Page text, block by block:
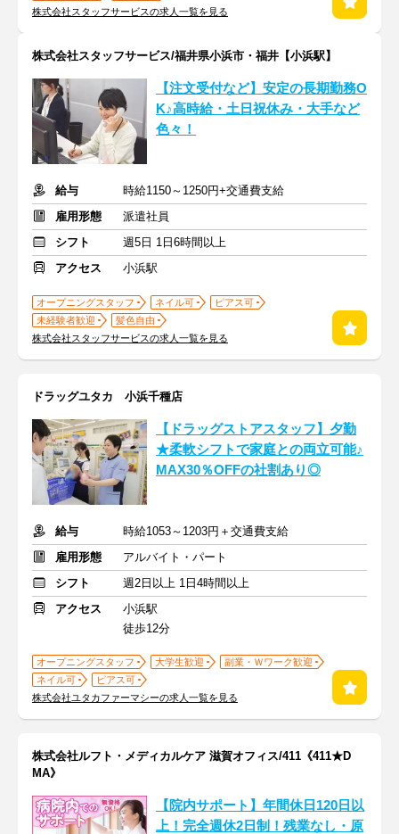
株式会社スタッフサービスの求人一覧を見る
株式会社スタッフサービス/福井県小浜市・福井【小浜駅】
【注文受付など】安定の長期勤務O
K♪高時給・土日祝休み・大手など
色々！
給与
時給1150～1250円+交通費支給
雇用形態
派遣社員
シフト
週5日 1日6時間以上
アクセス
小浜駅
オープニングスタッフ ネイル可
ピアス可
未経験者歓迎
髪色自由
株式会社スタッフサービスの求人一覧を見る
ドラッグユタカ 小浜千種店
【ドラッグストアスタッフ】夕勤
★柔軟シフトで家庭との両立可能♪
MAX30％OFFの社割あり◎
給与
時給1053～1203円＋交通費支給
雇用形態
アルバイト・パート
シフト
週2日以上 1日4時間以上
アクセス
小浜駅
徒歩12分
オープニングスタッフ 大学生歓迎
副業・Ｗワーク歓迎
ネイル可
ピアス可
株式会社ユタカファーマシーの求人一覧を見る
株式会社ルフト・メディカルケア 滋賀オフィス/411《411★D
MA》
【院内サポート】年間休日120日以
上！完全週休2日制！残業なし・原